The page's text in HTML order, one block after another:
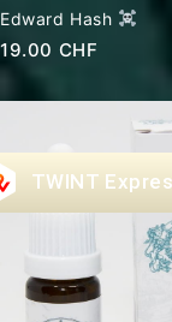
out of 5
Edward Hash
19.00 CHF